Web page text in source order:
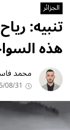
الجزائر
تنبيه:
هذه
محمد
08/31